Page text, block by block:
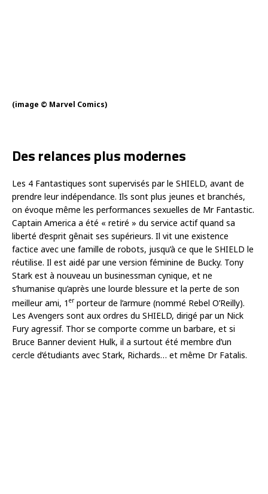
(image © Marvel Comics)
Des relances plus modernes
Les 4 Fantastiques sont supervisés par le SHIELD, avant de
prendre leur indépendance. Ils sont plus jeunes et branchés,
on évoque même les performances sexuelles de Mr Fantastic.
Captain America a été « retiré » du service actif quand sa
liberté d’esprit gênait ses supérieurs. Il vit une existence
factice avec une famille de robots, jusqu’à ce que le SHIELD le
réutilise. Il est aidé par une version féminine de Bucky. Tony
Stark est à nouveau un businessman cynique, et ne
s’humanise qu’après une lourde blessure et la perte de son
meilleur ami, 1 erporteur de l’armure (nommé Rebel O’Reilly).
Les Avengers sont aux ordres du SHIELD, dirigé par un Nick
Fury agressif. Thor se comporte comme un barbare, et si
Bruce Banner devient Hulk, il a surtout été membre d’un
cercle d’étudiants avec Stark, Richards… et même Dr Fatalis.